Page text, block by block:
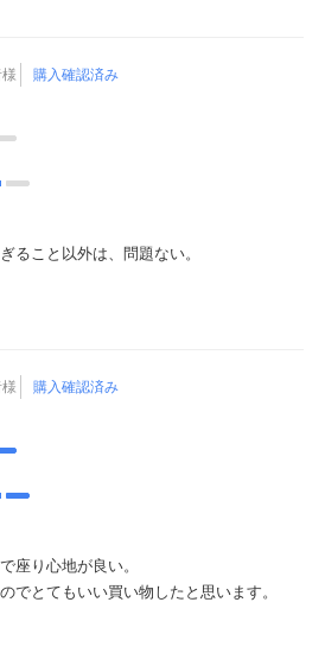
購入確認済み
ること以外は、問題ない。
購入確認済み
座り心地が良い。
でとてもいい買い物したと思います。